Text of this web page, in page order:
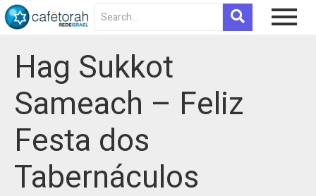
Hag Sukkot
Sameach – Feliz
Festa dos
Tabernáculos